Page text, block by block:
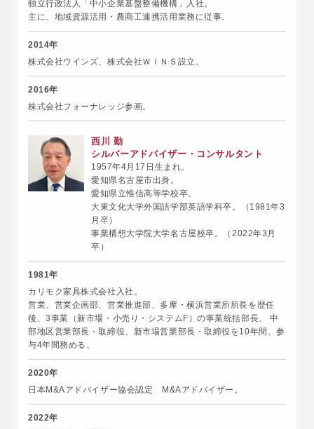
独立行政法人「中小企業基盤整備機構」入社。
主に、地域資源活用・農商工連携活用業務に従事。
2014年
株式会社ウインズ、株式会社ＷＩＮＳ設立。
2016年
株式会社フォーナレッジ参画。
西川 勤
シルバーアドバイザー・コンサルタント
1957年4月17日生まれ。
愛知県名古屋市出身。
愛知県立惟信高等学校卒。
大東文化大学外国語学部英語学科卒。（1981年3
月卒）
事業構想大学院大学名古屋校卒。（2022年3月
卒）
1981年
カリモク家具株式会社入社。
営業、営業企画部、営業推進部、多摩・横浜営業所所長を歴任
後、3事業（新市場・小売り・システムF）の事業統括部長、 中
部地区営業部長・取締役、新市場営業部長・取締役を10年間、参
与4年間務める。
2020年
日本M&Aアドバイザー協会認定 M&Aアドバイザー。
2022年